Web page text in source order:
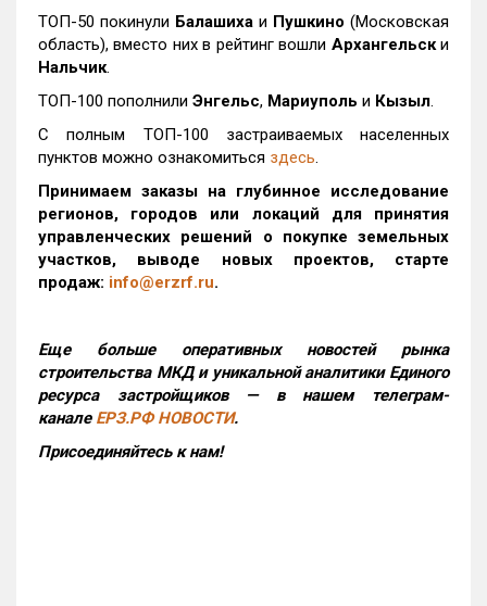
ТОП-50 покинули Балашиха и Пушкино (Московская
область), вместо них в рейтинг вошли Архангельски
Нальчик.
ТОП-100 пополнили Энгельс, Мариуполь и Кызыл.
С полным ТОП-100 застраиваемых населенных
пунктов можно ознакомиться здесь.
Принимаем заказы на глубинное исследование
регионов, городов или локаций для принятия
управленческих решений о покупке земельных
участков, выводе новых проектов, старте
продаж: info@erzrf.ru.
Еще больше оперативных новостей рынка
строительства МКД и уникальной аналитики Единого
ресурса застройщиков — в нашем телеграм-
канале ЕРЗ.РФ НОВОСТИ.
Присоединяйтесь к нам!